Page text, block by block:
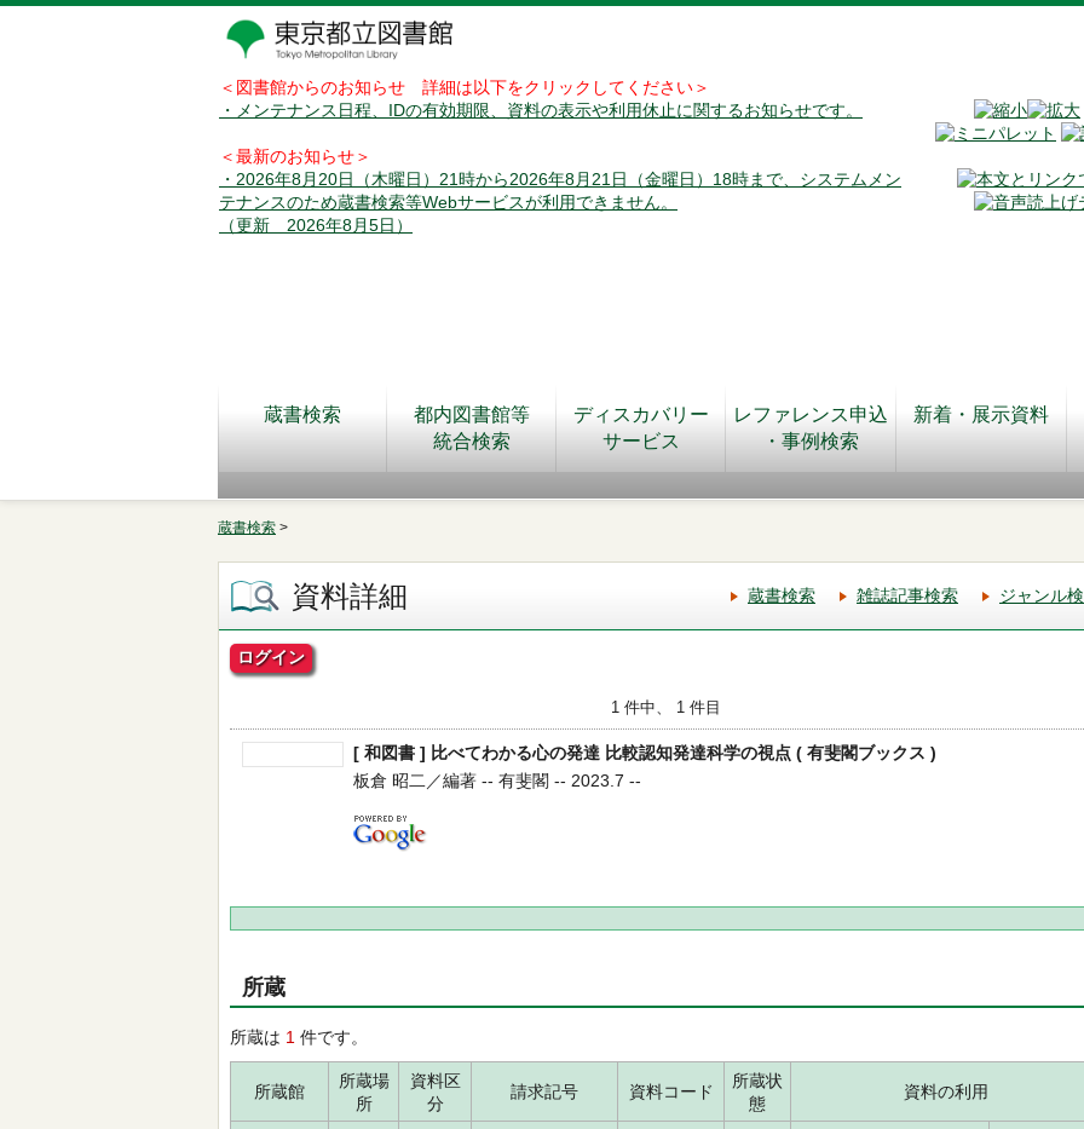
＜図書館からのお知らせ 詳細は以下をクリックしてください＞
・メンテナンス日程、IDの有効期限、資料の表示や利用休止に関するお知らせです。
＜最新のお知らせ＞
・2026年8月20日（木曜日）21時から2026年8月21日（金曜日）18時まで、システムメン
テナンスのため蔵書検索等Webサービスが利用できません。
（更新 2026年8月5日）
蔵書検索
都内図書館等
統合検索
ディスカバリー
サービス
レファレンス申込
・事例検索
新着・展示資料
蔵書検索 >
資料詳細 蔵書検索 雑誌記事検索 ジャンル
ログイン
1 件中、 1 件目
[ 和図書 ] 比べてわかる心の発達 比較認知発達科学の視点 ( 有斐閣ブックス )
板倉 昭二／編著 -- 有斐閣 -- 2023.7 --
所蔵
所蔵は 1 件です。
所蔵館
所蔵場
所
資料区
分
請求記号 資料コード
所蔵状
態
資料の利用